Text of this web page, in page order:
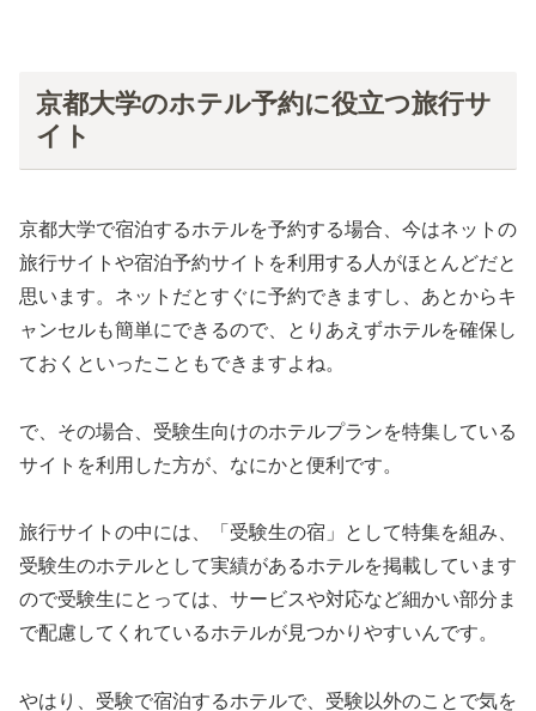
京都大学のホテル予約に役立つ旅行サ
イト
京都大学で宿泊するホテルを予約する場合、今はネットの
旅行サイトや宿泊予約サイトを利用する人がほとんどだと
思います。ネットだとすぐに予約できますし、あとからキ
ャンセルも簡単にできるので、とりあえずホテルを確保し
ておくといったこともできますよね。
で、その場合、受験生向けのホテルプランを特集している
サイトを利用した方が、なにかと便利です。
旅行サイトの中には、「受験生の宿」として特集を組み、
受験生のホテルとして実績があるホテルを掲載しています
ので受験生にとっては、サービスや対応など細かい部分ま
で配慮してくれているホテルが見つかりやすいんです。
やはり、受験で宿泊するホテルで、受験以外のことで気を